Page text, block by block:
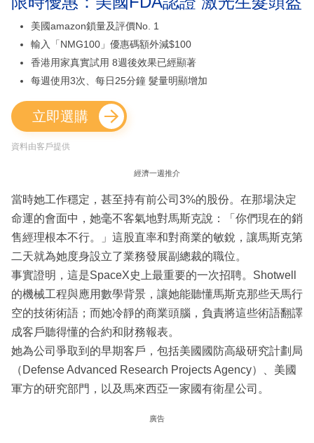
美國amazon鎖量及評價No. 1
輸入「NMG100」優惠碼額外減$100
香港用家真實試用 8週後效果已經顯著
每週使用3次、每日25分鐘 髮量明顯增加
立即選購
資料由客戶提供
經濟一週推介
當時她工作穩定，甚至持有前公司3%的股份。在那場決定
命運的會面中，她毫不客氣地對馬斯克說：「你們現在的銷
售經理根本不行。」這股直率和對商業的敏銳，讓馬斯克第
二天就為她度身設立了業務發展副總裁的職位。
事實證明，這是SpaceX史上最重要的一次招聘。Shotwell
的機械工程與應用數學背景，讓她能聽懂馬斯克那些天馬行
空的技術術語；而她冷靜的商業頭腦，負責將這些術語翻譯
成客戶聽得懂的合約和財務報表。
她為公司爭取到的早期客戶，包括美國國防高級研究計劃局
（Defense Advanced Research Projects Agency）、美國
軍方的研究部門，以及馬來西亞一家國有衛星公司。
廣告